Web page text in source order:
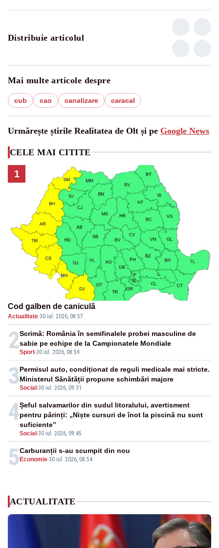
Distribuie articolul
Mai multe articole despre
cub cao canalizare caracal
Urmărește știrile Realitatea de Olt și pe Google News
CELE MAI CITITE
1
Cod galben de caniculă
Actualitate·30 iul. 2026, 08:57
2Sport-30 iul. 2026, 08:59
Scrimă: România în semifinalele probei masculine de
sabie pe echipe de la Campionatele Mondiale
3Social -30 iul. 2026, 09:31
Permisul auto, condiționat de reguli medicale mai stricte.
Ministerul Sănătății propune schimbări majore
4
Social -30 iul. 2026, 09:45
Șeful salvamarilor din sudul litoralului, avertisment
pentru părinți: „Niște cursuri de înot la piscină nu sunt
suficiente”
5 Economie-30 iul. 2026, 08:54
Carburanții s-au scumpit din nou
ACTUALITATE